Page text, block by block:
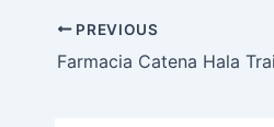
PREVIOUS